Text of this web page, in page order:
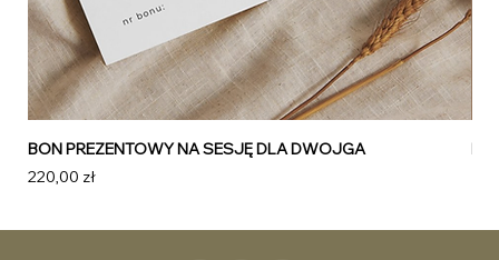
BON PREZENTOWY NA SESJĘ DLA DWOJGA
Cena
220,00 zł